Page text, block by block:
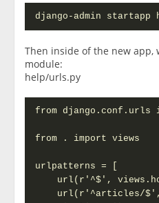
django-admin startapp
Then inside of the new app,
module:
help/urls.py
from
from . import views
urlpatterns = [